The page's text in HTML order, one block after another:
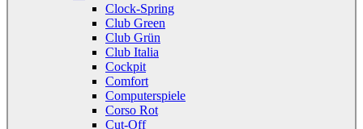
Clock-Spring
Club Green
Club Grün
Club Italia
Cockpit
Comfort
Computerspiele
Corso Rot
Cut-Off